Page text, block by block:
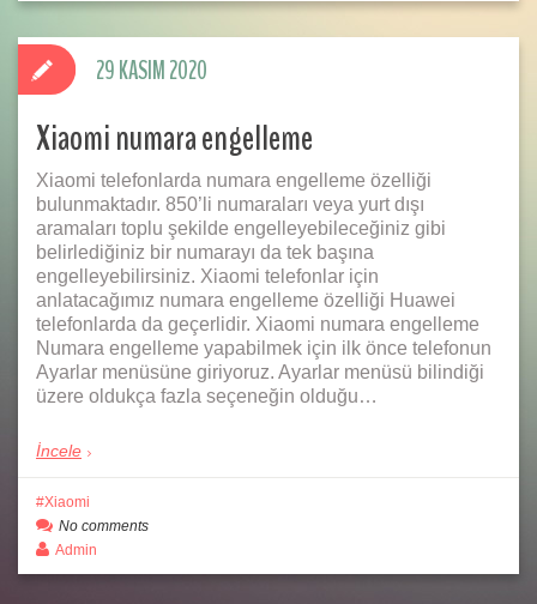
Xiaomi numara engelleme
Xiaomi telefonlarda numara engelleme özelliği
bulunmaktadır. 850’li numaraları veya yurt dışı
aramaları toplu şekilde engelleyebileceğiniz gibi
belirlediğiniz bir numarayı da tek başına
engelleyebilirsiniz. Xiaomi telefonlar için
anlatacağımız numara engelleme özelliği Huawei
telefonlarda da geçerlidir. Xiaomi numara engelleme
Numara engelleme yapabilmek için ilk önce telefonun
Ayarlar menüsüne giriyoruz. Ayarlar menüsü bilindiği
üzere oldukça fazla seçeneğin olduğu…
İncele
29 KASIM 2020
Xiaomi
No comments
Admin